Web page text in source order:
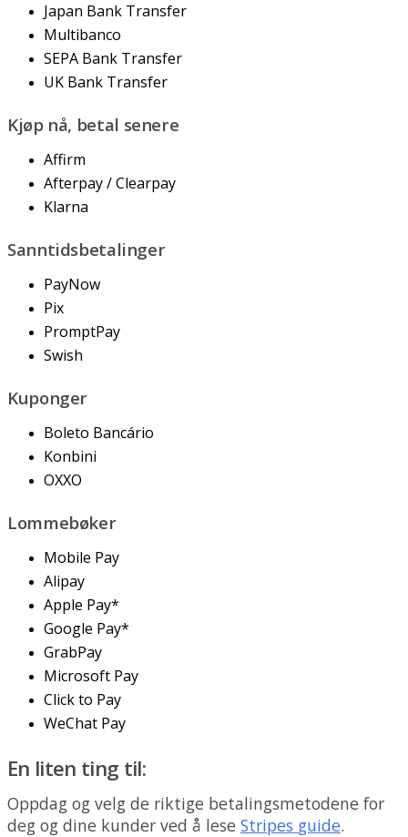
Japan Bank Transfer
Multibanco
SEPA Bank Transfer
UK Bank Transfer
Kjøp nå, betal senere
Affirm
Afterpay/Clearpay
Klarna
Sanntidsbetalinger
PayNow
Pix
PromptPay
Swish
Kuponger
Boleto Bancário
Konbini
OXXO
Lommebøker
Mobile Pay
Alipay
Apple Pay*
Google Pay*
GrabPay
Microsoft Pay
Clickto Pay
WeChat Pay
En liten ting til:
Oppdag og velg de riktige betalingsmetodene for
deg og dine kunder ved å lese Stripes guide.